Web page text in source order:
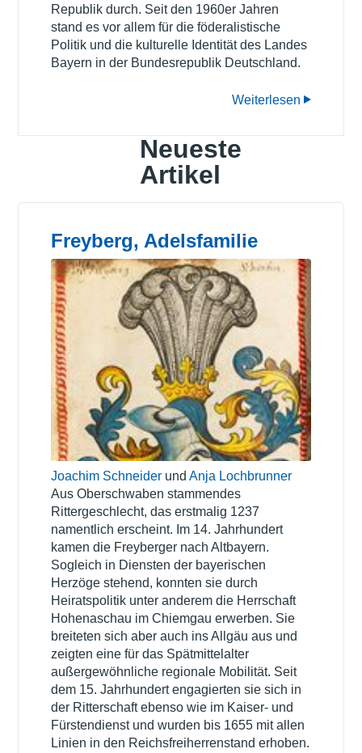
Republik durch. Seit den 1960er Jahren
stand es vor allem für die föderalistische
Politik und die kulturelle Identität des Landes
Bayern in der Bundesrepublik Deutschland.
Weiterlesen
Neueste
Artikel
Freyberg, Adelsfamilie
Joachim Schneiderund Anja Lochbrunner
Aus Oberschwaben stammendes
Rittergeschlecht, das erstmalig 1237
namentlich erscheint. Im 14. Jahrhundert
kamen die Freyberger nach Altbayern.
Sogleich in Diensten der bayerischen
Herzöge stehend, konnten sie durch
Heiratspolitik unter anderem die Herrschaft
Hohenaschau im Chiemgau erwerben. Sie
breiteten sich aber auch ins Allgäu aus und
zeigten eine für das Spätmittelalter
außergewöhnliche regionale Mobilität. Seit
dem 15. Jahrhundert engagierten sie sich in
der Ritterschaft ebenso wie im Kaiser- und
Fürstendienst und wurden bis 1655 mit allen
Linien in den Reichsfreiherrenstand erhoben.